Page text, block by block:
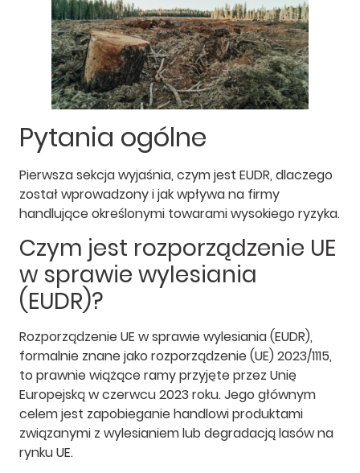
Pytania ogólne
Pierwsza sekcja wyjaśnia, czym jest EUDR, dlaczego
został wprowadzony i jak wpływa na firmy
handlujące określonymi towarami wysokiego ryzyka.
Czym jest rozporządzenie UE
w sprawie wylesiania
(EUDR)?
Rozporządzenie UE w sprawie wylesiania (EUDR),
formalnie znane jako rozporządzenie (UE) 2023/1115,
to prawnie wiążące ramy przyjęte przez Unię
Europejską w czerwcu 2023 roku. Jego głównym
celem jest zapobieganie handlowi produktami
związanymi z wylesianiem lub degradacją lasów na
rynku UE.